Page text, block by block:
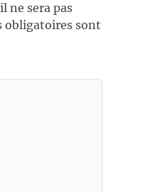
ne sera pas
obligatoires sont